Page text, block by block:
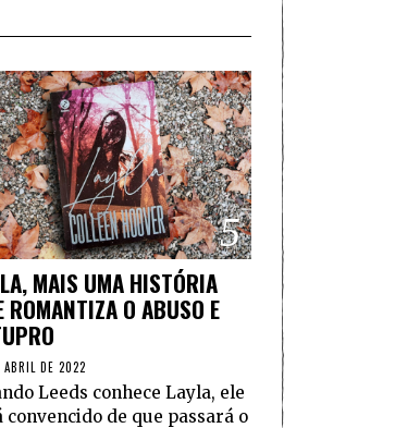
5
MAIS UMA HISTÓRIA
ROMANTIZA O ABUSO E
ABRIL DE 2022
Leeds conhece Layla, ele
convencido de que passará o